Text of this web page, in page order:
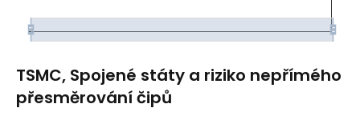
TSMC, Spojené státy a riziko nepřímého
přesměrování čipů